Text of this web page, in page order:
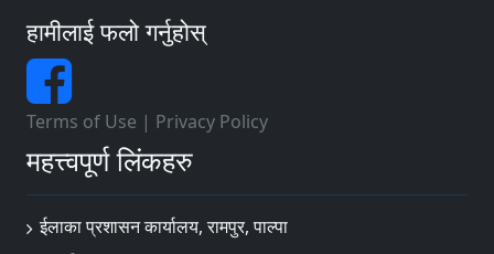
हामीलाई फलो गर्नुहोस्
Terms of Use | Privacy Policy
महत्त्वपूर्ण लिंकहरु
ईलाका प्रशासन कार्यालय, रामपुर, पाल्पा